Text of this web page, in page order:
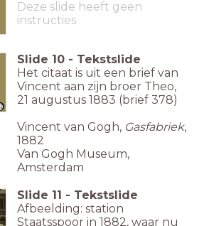
Deze slide heeft geen
instructies
Slide 10 - Tekstslide
Het citaat is uit een brief van
Vincent aan zijn broer Theo,
21 augustus 1883 (brief 378)
Vincent van Gogh, Gasfabriek,
1882
Van Gogh Museum,
Amsterdam
Slide 11 - Tekstslide
Afbeelding: station
Staatsspoor in 1882, waar nu